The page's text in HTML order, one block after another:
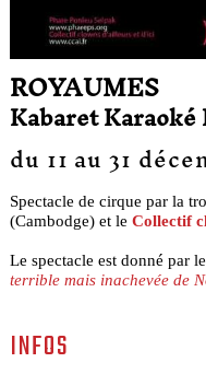
ROYAUMES
Kabaret
du 11 au 31
Spectacle de cirque par la
(Cambodge) et le Collectif
Le spectacle est donné par
terrible mais inachevée de
INFOS